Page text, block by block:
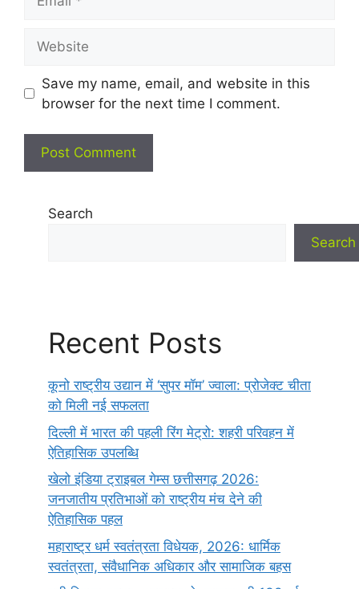
Save my name, email, and website in this
browser for the next time I comment.
Search
Search
Recent Posts
कूनो राष्ट्रीय उद्यान में ‘सुपर मॉम’ ज्वाला: प्रोजेक्ट चीता
को मिली नई सफलता
दिल्ली में भारत की पहली रिंग मेट्रो: शहरी परिवहन में
ऐतिहासिक उपलब्धि
खेलो इंडिया ट्राइबल गेम्स छत्तीसगढ़ 2026:
जनजातीय प्रतिभाओं को राष्ट्रीय मंच देने की
ऐतिहासिक पहल
महाराष्ट्र धर्म स्वतंत्रता विधेयक, 2026: धार्मिक
स्वतंत्रता, संवैधानिक अधिकार और सामाजिक बहस